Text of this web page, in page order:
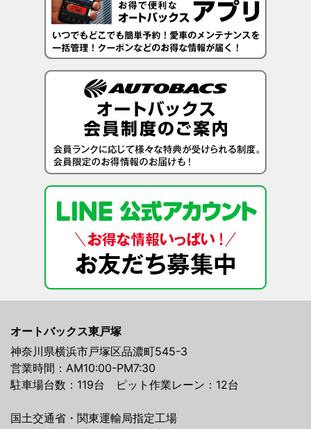
オートバックス東戸塚
神奈川県横浜市戸塚区品濃町545-3
営業時間：AM10:00-PM7:30
駐車場台数：119台 ピット作業レーン：12台
国土交通省・関東運輸局指定工場